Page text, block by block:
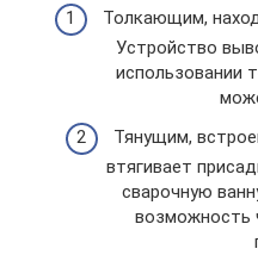
Толкающим,
Устройство
использовании
Тянущим,
втягивает
сварочную
возможность